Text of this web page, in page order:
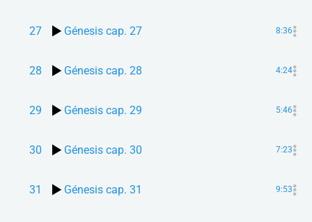
27 Génesis cap. 27 8:36
28 Génesis cap. 28 4:24
29 Génesis cap. 29 5:46
30 Génesis cap. 30 7:23
31 Génesis cap. 31 9:53